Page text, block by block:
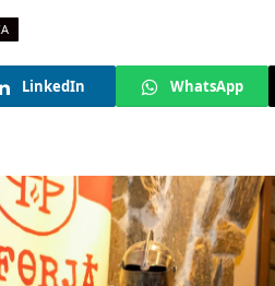
LinkedIn WhatsApp